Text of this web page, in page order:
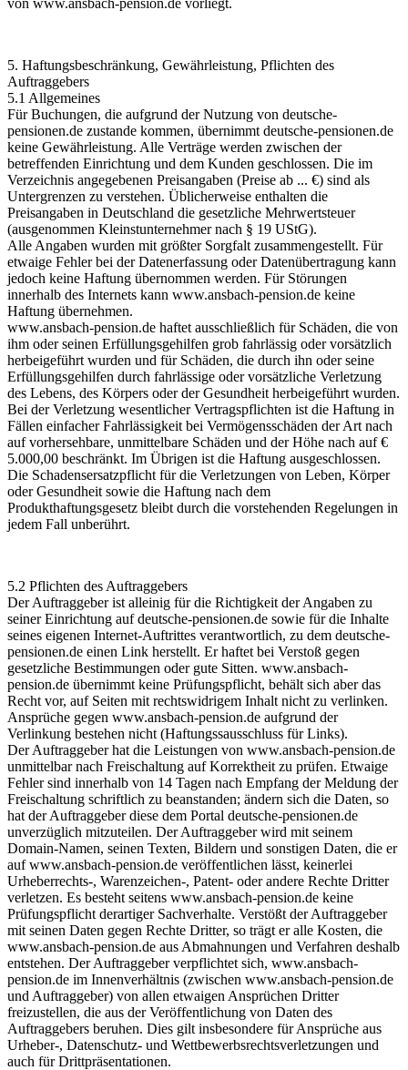
5. Haftungsbeschränkung, Gewährleistung, Pflichten des
Auftraggebers
5.1 Allgemeines
Für Buchungen, die aufgrund der Nutzung von deutsche-
pensionen.de zustande kommen, übernimmt deutsche-pensionen.de
keine Gewährleistung. Alle Verträge werden zwischen der
betreffenden Einrichtung und dem Kunden geschlossen. Die im
Verzeichnis angegebenen Preisangaben (Preise ab ... €) sind als
Untergrenzen zu verstehen. Üblicherweise enthalten die
Preisangaben in Deutschland die gesetzliche Mehrwertsteuer
(ausgenommen Kleinstunternehmer nach § 19 UStG).
Alle Angaben wurden mit größter Sorgfalt zusammengestellt. Für
etwaige Fehler bei der Datenerfassung oder Datenübertragung kann
jedoch keine Haftung übernommen werden. Für Störungen
innerhalb des Internets kann www.ansbach-pension.de keine
Haftung übernehmen.
www.ansbach-pension.de haftet ausschließlich für Schäden, die von
ihm oder seinen Erfüllungsgehilfen grob fahrlässig oder vorsätzlich
herbeigeführt wurden und für Schäden, die durch ihn oder seine
Erfüllungsgehilfen durch fahrlässige oder vorsätzliche Verletzung
des Lebens, des Körpers oder der Gesundheit herbeigeführt wurden.
Bei der Verletzung wesentlicher Vertragspflichten ist die Haftung in
Fällen einfacher Fahrlässigkeit bei Vermögensschäden der Art nach
auf vorhersehbare, unmittelbare Schäden und der Höhe nach auf €
5.000,00 beschränkt. Im Übrigen ist die Haftung ausgeschlossen.
Die Schadensersatzpflicht für die Verletzungen von Leben, Körper
oder Gesundheit sowie die Haftung nach dem
Produkthaftungsgesetz bleibt durch die vorstehenden Regelungen in
jedem Fall unberührt.
5.2 Pflichten des Auftraggebers
Der Auftraggeber ist alleinig für die Richtigkeit der Angaben zu
seiner Einrichtung aufdeutsche-pensionen.de sowie für die Inhalte
seines eigenen Internet-Auftrittes verantwortlich, zu dem deutsche-
pensionen.de einen Link herstellt. Er haftet bei Verstoß gegen
gesetzliche Bestimmungen oder gute Sitten. www.ansbach-
pension.de übernimmt keine Prüfungspflicht, behält sich aber das
Recht vor, auf Seiten mit rechtswidrigem Inhalt nicht zu verlinken.
Ansprüche gegen www.ansbach-pension.de aufgrund der
Verlinkung bestehen nicht (Haftungssausschluss für Links).
Der Auftraggeber hat die Leistungen von www.ansbach-pension.de
unmittelbar nach Freischaltung auf Korrektheit zu prüfen. Etwaige
Fehler sind innerhalb von 14 Tagen nach Empfang der Meldung der
Freischaltung schriftlich zu beanstanden; ändern sich die Daten, so
hat der Auftraggeber diese dem Portal deutsche-pensionen.de
unverzüglich mitzuteilen. Der Auftraggeber wird mit seinem
Domain-Namen, seinen Texten, Bildern und sonstigen Daten, die er
aufwww.ansbach-pension.de veröffentlichen lässt, keinerlei
Urheberrechts-, Warenzeichen-, Patent- oder andere Rechte Dritter
verletzen. Es besteht seitens www.ansbach-pension.de keine
Prüfungspflicht derartiger Sachverhalte. Verstößt der Auftraggeber
mit seinen Daten gegen Rechte Dritter, so trägt er alle Kosten, die
www.ansbach-pension.de aus Abmahnungen und Verfahren deshalb
entstehen. Der Auftraggeber verpflichtet sich, www.ansbach-
pension.de im Innenverhältnis (zwischen www.ansbach-pension.de
und Auftraggeber) von allen etwaigen Ansprüchen Dritter
freizustellen, die aus der Veröffentlichung von Daten des
Auftraggebers beruhen. Dies gilt insbesondere für Ansprüche aus
Urheber-, Datenschutz- und Wettbewerbsrechtsverletzungen und
auch für Drittpräsentationen.